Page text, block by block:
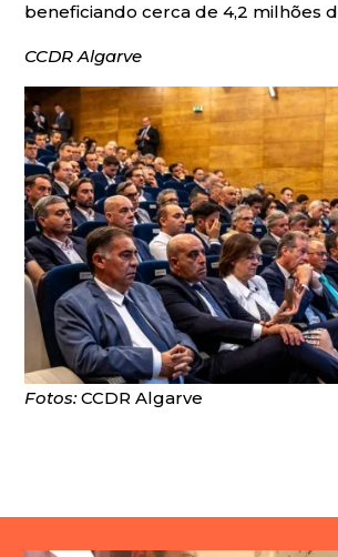
beneficiando cerca de 4,2 milhões
CCDR Algarve
Fotos:CCDR Algarve